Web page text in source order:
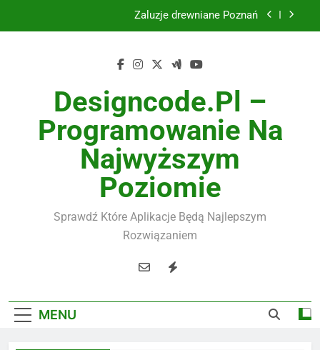
Żaluzje drewniane Poznań
Utylizacja odpadów Lublin
Żaluzje drewniane Poznań
Instalacje elektryczne Gdańsk
Designcode.pl –
Programowanie Na
Najwyższym
Poziomie
Sprawdź Które Aplikacje Będą Najlepszym
Rozwiązaniem
MENU